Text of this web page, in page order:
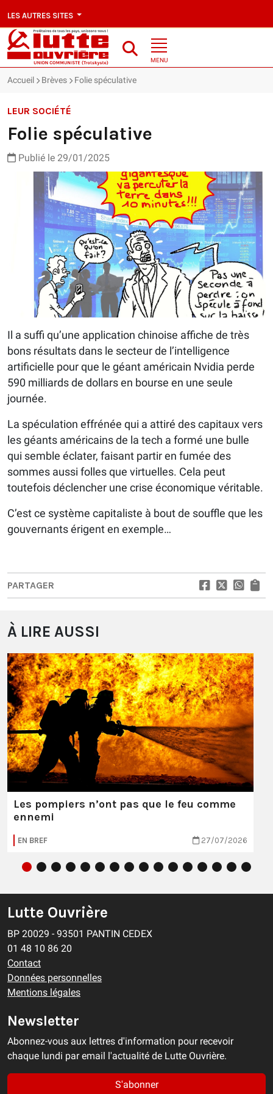
LES AUTRES SITES
MENU
Accueil Brèves Folie spéculative
LEUR SOCIÉTÉ
Folie spéculative
Publié le 29/01/2025
Il a suffi qu’une application chinoise affiche de très
bons résultats dans le secteur de l’intelligence
artificielle pour que le géant américain Nvidia perde
590 milliards de dollars en bourse en une seule
journée.
La spéculation effrénée qui a attiré des capitaux vers
les géants américains de la tech a formé une bulle
qui semble éclater, faisant partir en fumée des
sommes aussi folles que virtuelles. Cela peut
toutefois déclencher une crise économique véritable.
C’est ce système capitaliste à bout de souffle que les
gouvernants érigent en exemple…
PARTAGER
À LIRE AUSSI
Les pompiers n’ont pas que le feu comme
ennemi
EN BREF 27/07/2026
Lutte Ouvrière
BP 20029 - 93501 PANTIN CEDEX
01 48 10 86 20
Contact
Données personnelles
Mentions légales
Newsletter
Abonnez-vous aux lettres d'information pour recevoir
chaque lundi par email l'actualité de Lutte Ouvrière.
S'abonner